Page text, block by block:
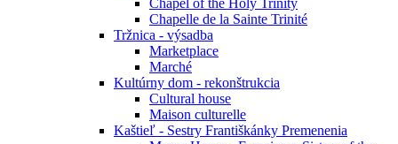
Chapel of the Holy Trinity
Chapelle de la Sainte Trinité
Tržnica - výsadba
Marketplace
Marché
Kultúrny dom - rekonštrukcia
Cultural house
Maison culturelle
Kaštieľ - Sestry Františkánky Premenenia